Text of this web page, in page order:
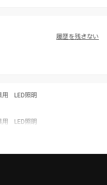
の利用に限ります。
っては、WEBサイト利用規
イドをご確認いただき、内容の
履歴を残さない
用 LED照明
用 LED照明